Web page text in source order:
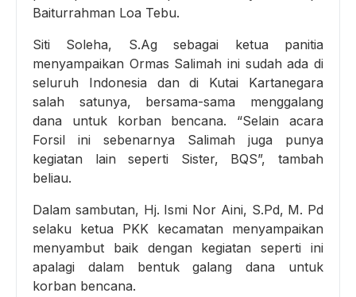
Baiturrahman Loa Tebu.
Siti Soleha, S.Ag sebagai ketua panitia
menyampaikan Ormas Salimah ini sudah ada di
seluruh Indonesia dan di Kutai Kartanegara
salah satunya, bersama-sama menggalang
dana untuk korban bencana. “Selain acara
Forsil ini sebenarnya Salimah juga punya
kegiatan lain seperti Sister, BQS”, tambah
beliau.
Dalam sambutan, Hj. Ismi Nor Aini, S.Pd, M. Pd
selaku ketua PKK kecamatan menyampaikan
menyambut baik dengan kegiatan seperti ini
apalagi dalam bentuk galang dana untuk
korban bencana.